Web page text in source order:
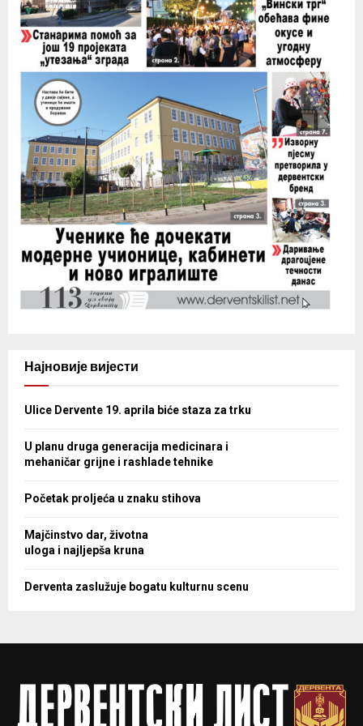
Најновије вијести
Ulice Dervente 19. aprila biće staza za trku
U planu druga generacija medicinara i
mehaničar grijne i rashlade tehnike
Početak proljeća u znaku stihova
Majčinstvo dar, životna
uloga i najljepša kruna
Derventa zaslužuje bogatu kulturnu scenu